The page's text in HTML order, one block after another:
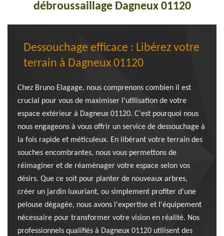
débroussaillage Dagneux 01120
Dessouchage efficace : Libérez votre
terrain à Dagneux 01120
Chez Bruno Elagage, nous comprenons combien il est
crucial pour vous de maximiser l'utilisation de votre
espace extérieur à Dagneux 01120. C'est pourquoi nous
nous engageons à vous offrir un service de dessouchage à
la fois rapide et méticuleux. En libérant votre terrain des
souches encombrantes, nous vous permettons de
réimaginer et de réaménager votre espace selon vos
désirs. Que ce soit pour planter de nouveaux arbres,
créer un jardin luxuriant, ou simplement profiter d'une
pelouse dégagée, nous avons l'expertise et l'équipement
nécessaire pour transformer votre vision en réalité. Nos
professionnels qualifiés à Dagneux 01120 utilisent des